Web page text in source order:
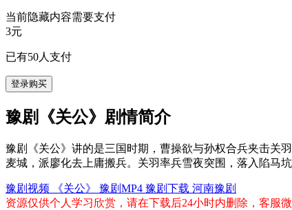
当前隐藏内容需要支付
3元
已有50人支付
登录购买
豫剧《关公》剧情简介
豫剧《关公》讲的是三国时期，曹操欲与孙权合兵夹击关
麦城，派廖化去上庸搬兵。关羽率兵雪夜突围，落入陷马坑
豫剧视频 《关公》 豫剧MP4 豫剧下载 河南豫剧
资源仅供个人学习欣赏，请在下载后24小时内删除，客服